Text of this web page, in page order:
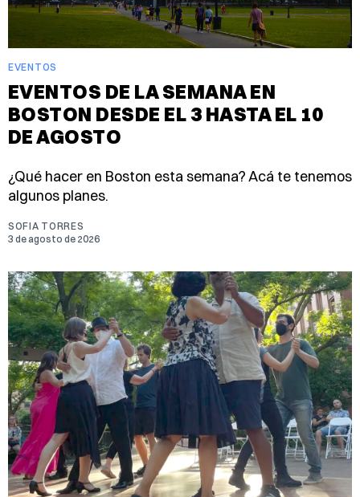
EVENTOS
EVENTOS DE LA SEMANA EN
BOSTON DESDE EL 3 HASTA EL 10
DE AGOSTO
¿Qué hacer en Boston esta semana? Acá te tenemos
algunos planes.
SOFIA TORRES
3 de agosto de 2026